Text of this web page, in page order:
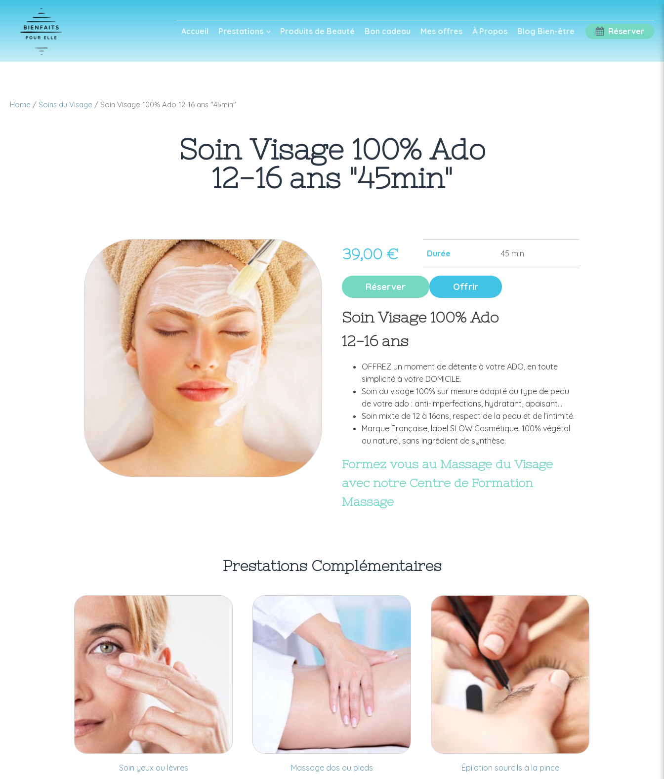
Accueil Prestations Produits de Beauté Bon cadeau Mes offres À Propos Blog Bien-être Réserver
Home / Soins du Visage / Soin Visage 100% Ado 12-16 ans "45min"
Soin Visage 100% Ado
12-16 ans "45min"
39,00 € Durée 45 min
Réserver Offrir
Soin Visage 100% Ado
12-16 ans
OFFREZ un moment de détente à votre ADO, en toute
simplicité à votre DOMICILE.
Soin du visage 100% sur mesure adapté au type de peau
de votre ado : anti-imperfections, hydratant, apaisant…
Soin mixte de 12 à 16ans, respect de la peau et de l’intimité.
Marque Française, label SLOW Cosmétique. 100% végétal
ou naturel, sans ingrédient de synthèse.
Formez vous au Massage du Visage
avec notre Centre de Formation
Massage
Prestations Complémentaires
Soin yeux ou lèvres Massage dos ou pieds Épilation sourcils à la pince